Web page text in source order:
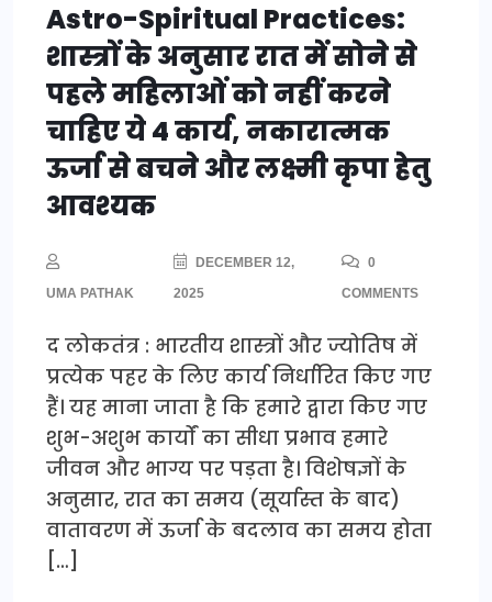
Astro-Spiritual Practices:
शास्त्रों के अनुसार रात में सोने से
पहले महिलाओं को नहीं करने
चाहिए ये 4 कार्य, नकारात्मक
ऊर्जा से बचने और लक्ष्मी कृपा हेतु
आवश्यक
UMA PATHAK
DECEMBER 12,
2025
0
COMMENTS
द लोकतंत्र : भारतीय शास्त्रों और ज्योतिष में
प्रत्येक पहर के लिए कार्य निर्धारित किए गए
हैं। यह माना जाता है कि हमारे द्वारा किए गए
शुभ-अशुभ कार्यों का सीधा प्रभाव हमारे
जीवन और भाग्य पर पड़ता है। विशेषज्ञों के
अनुसार, रात का समय (सूर्यास्त के बाद)
वातावरण में ऊर्जा के बदलाव का समय होता
[…]